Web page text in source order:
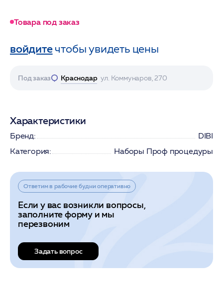
Товара под заказ
войдитечтобы увидеть цены
Под заказ Краснодар ул. Коммунаров, 270
Характеристики
Бренд:
DIBI
Категория:
Наборы Проф процедуры
Ответим в рабочие будни оперативно
Если у вас возникли вопросы,
заполните форму и мы
перезвоним
Задать вопрос